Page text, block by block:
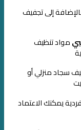
إلى تجفيف
مواد تنظيف
سجاد منزلي أو
يمكنك الاعتماد